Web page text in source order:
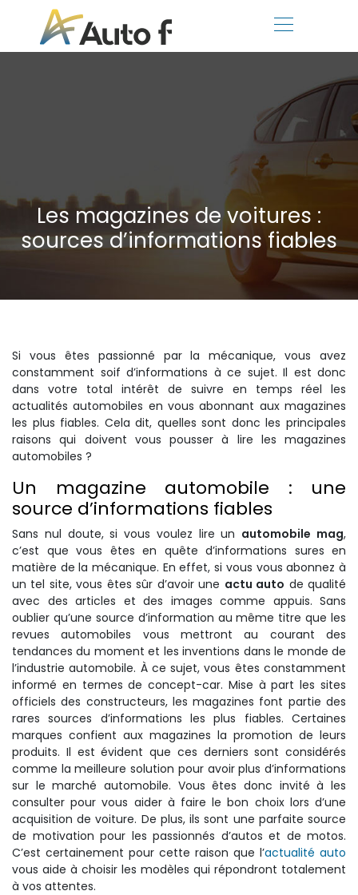
Les magazines de voitures :
sources d’informations fiables
Si vous êtes passionné par la mécanique, vous avez
constamment soif d’informations à ce sujet. Il est donc
dans votre total intérêt de suivre en temps réel les
actualités automobiles en vous abonnant aux magazines
les plus fiables. Cela dit, quelles sont donc les principales
raisons qui doivent vous pousser à lire les magazines
automobiles ?
Un magazine automobile : une
source d’informations fiables
Sans nul doute, si vous voulez lire un automobile mag,
c’est que vous êtes en quête d’informations sures en
matière de la mécanique. En effet, si vous vous abonnez à
un tel site, vous êtes sûr d’avoir une actu auto de qualité
avec des articles et des images comme appuis. Sans
oublier qu’une source d’information au même titre que les
revues automobiles vous mettront au courant des
tendances du moment et les inventions dans le monde de
l’industrie automobile. À ce sujet, vous êtes constamment
informé en termes de concept-car. Mise à part les sites
officiels des constructeurs, les magazines font partie des
rares sources d’informations les plus fiables. Certaines
marques confient aux magazines la promotion de leurs
produits. Il est évident que ces derniers sont considérés
comme la meilleure solution pour avoir plus d’informations
sur le marché automobile. Vous êtes donc invité à les
consulter pour vous aider à faire le bon choix lors d’une
acquisition de voiture. De plus, ils sont une parfaite source
de motivation pour les passionnés d’autos et de motos.
C’est certainement pour cette raison que l’actualité auto
vous aide à choisir les modèles qui répondront totalement
à vos attentes.